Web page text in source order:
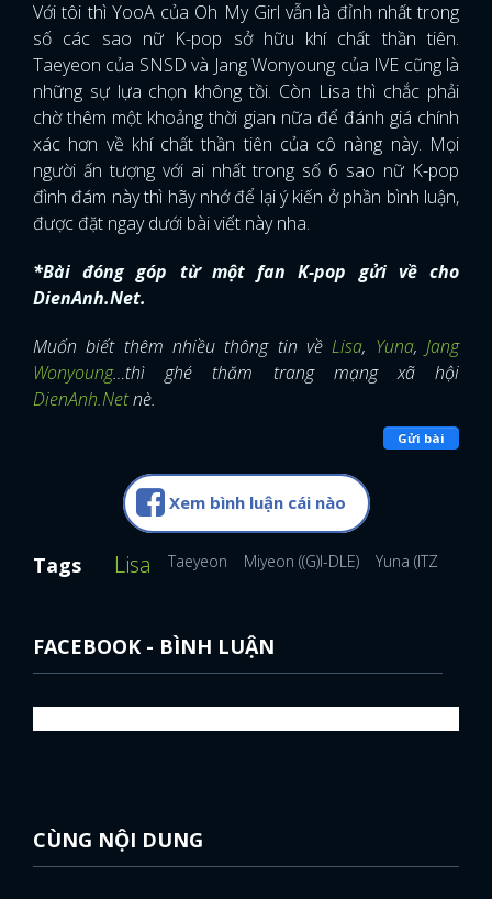
Với tôi thì YooA của Oh My Girl vẫn là đỉnh nhất trong
số các sao nữ K-pop sở hữu khí chất thần tiên.
Taeyeon của SNSD và Jang Wonyoung của IVE cũng là
những sự lựa chọn không tồi. Còn Lisa thì chắc phải
chờ thêm một khoảng thời gian nữa để đánh giá chính
xác hơn về khí chất thần tiên của cô nàng này. Mọi
người ấn tượng với ai nhất trong số 6 sao nữ K-pop
đình đám này thì hãy nhớ để lại ý kiến ở phần bình luận,
được đặt ngay dưới bài viết này nha.
*Bài đóng góp từ một fan K-pop gửi về cho
DienAnh.Net.
Muốn biết thêm nhiều thông tin vềLisa, Yuna,Jang
Wonyoung…thì ghé thăm trang mạng xã hội
DienAnh.Netnè.
Gửi bài
Xem bình luận cái nào
Tags Lisa Taeyeon Miyeon ((G)I-DLE) Yuna (ITZY)
FACEBOOK - BÌNH LUẬN
CÙNG NỘI DUNG